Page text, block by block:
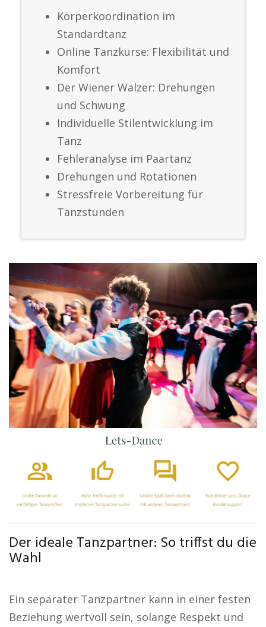
Körperkoordination im
Standardtanz
Online Tanzkurse: Flexibilität und
Komfort
Der Wiener Walzer: Drehungen
und Schwung
Individuelle Stilentwicklung im
Tanz
Fehleranalyse im Paartanz
Drehungen und Rotationen
Stressfreie Vorbereitung für
Tanzstunden
Der ideale Tanzpartner: So triffst du die
Wahl
Ein separater Tanzpartner kann in einer festen
Beziehung wertvoll sein, solange Respekt und